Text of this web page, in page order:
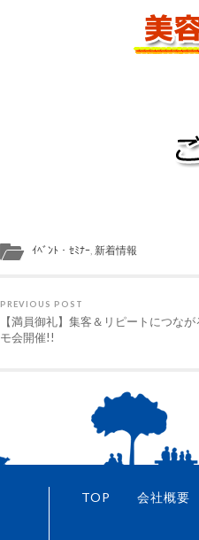
ｲﾍﾞﾝﾄ・ｾﾐﾅｰ, 新着情報
PREVIOUS POST
【満員御礼】集客＆リピートにつな
モ会開催!!
TOP 会社概要